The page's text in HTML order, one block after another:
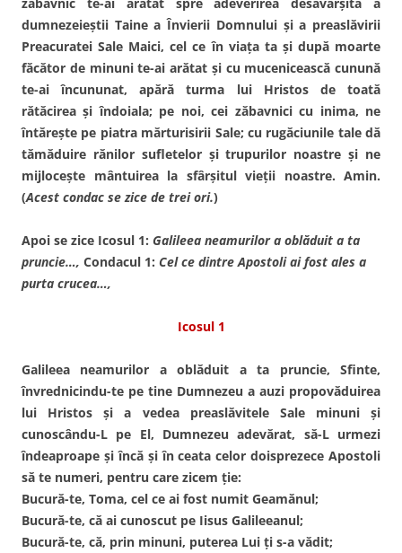
dumnezeieştii Taine a Învierii Domnului şi a preaslăvirii
Preacuratei Sale Maici, cel ce în viaţa ta şi după moarte
făcător de minuni te-ai arătat şi cu mucenicească cunună
te-ai încununat, apără turma lui Hristos de toată
rătăcirea şi îndoiala; pe noi, cei zăbavnici cu inima, ne
întăreşte pe piatra mărturisirii Sale; cu rugăciunile tale dă
tămăduire rănilor sufletelor şi trupurilor noastre şi ne
mijloceşte mântuirea la sfârşitul vieţii noastre. Amin.
(Acest condac se zice de trei ori.)
Apoi se zice Icosul 1: Galileea neamurilor a oblăduit a ta
pruncie…, Condacul 1: Cel ce dintre Apostoli ai fost ales a
purta crucea…,
Icosul 1
Galileea neamurilor a oblăduit a ta pruncie, Sfinte,
învrednicindu-te pe tine Dumnezeu a auzi propovăduirea
lui Hristos şi a vedea preaslăvitele Sale minuni şi
cunoscându-L pe El, Dumnezeu adevărat, să-L urmezi
îndeaproape şi încă şi în ceata celor doisprezece Apostoli
să te numeri, pentru care zicem ţie:
Bucură-te, Toma, cel ce ai fost numit Geamănul;
Bucură-te, că ai cunoscut pe Iisus Galileeanul;
Bucură-te, că, prin minuni, puterea Lui ţi s-a vădit;